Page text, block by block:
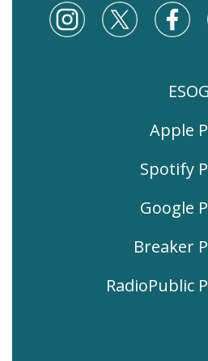
Apple
Spotify
Google
Breaker
RadioPublic